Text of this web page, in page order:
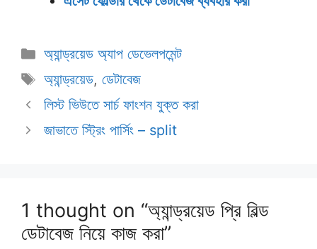
Categories
অ্যান্ড্রয়েড অ্যাপ ডেভেলপমেন্ট
Tags
অ্যান্ড্রয়েড, ডেটাবেজ
লিস্ট ভিউতে সার্চ ফাংশন যুক্ত করা
জাভাতে স্ট্রিং পার্সিং – split
1 thought on “অ্যান্ড্রয়েড প্রি বিল্ড
ডেটাবেজ নিয়ে কাজ করা”